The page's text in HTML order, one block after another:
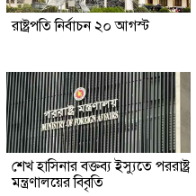
রাষ্ট্রপতি নির্বাচন ২০ আগস্ট
শেখ হাসিনার বক্তব্য ইস্যুতে পররাষ্ট্র
মন্ত্রণালয়ের বিবৃতি